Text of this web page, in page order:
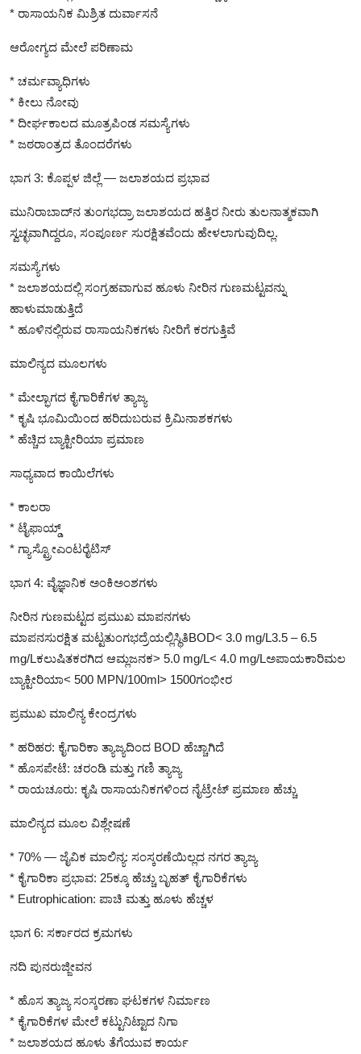
* ರಾಸಾಯನಿಕ ಮಿಶ್ರಿತ ದುರ್ವಾಸನೆ
ಆರೋಗ್ಯದ ಮೇಲೆ ಪರಿಣಾಮ
* ಚರ್ಮವ್ಯಾಧಿಗಳು
* ಕೀಲು ನೋವು
* ದೀರ್ಘಕಾಲದ ಮೂತ್ರಪಿಂಡ ಸಮಸ್ಯೆಗಳು
* ಜಠರಾಂತ್ರದ ತೊಂದರೆಗಳು
ಭಾಗ 3: ಕೊಪ್ಪಳ ಜಿಲ್ಲೆ — ಜಲಾಶಯದ ಪ್ರಭಾವ
ಮುನಿರಾಬಾದ್‌ನ ತುಂಗಭದ್ರಾ ಜಲಾಶಯದ ಹತ್ತಿರ ನೀರು ತುಲನಾತ್ಮಕವಾಗಿ
ಸ್ವಚ್ಛವಾಗಿದ್ದರೂ, ಸಂಪೂರ್ಣ ಸುರಕ್ಷಿತವೆಂದು ಹೇಳಲಾಗುವುದಿಲ್ಲ.
ಸಮಸ್ಯೆಗಳು
* ಜಲಾಶಯದಲ್ಲಿ ಸಂಗ್ರಹವಾಗುವ ಹೂಳು ನೀರಿನ ಗುಣಮಟ್ಟವನ್ನು
ಹಾಳುಮಾಡುತ್ತಿದೆ
* ಹೂಳಿನಲ್ಲಿರುವ ರಾಸಾಯನಿಕಗಳು ನೀರಿಗೆ ಕರಗುತ್ತಿವೆ
ಮಾಲಿನ್ಯದ ಮೂಲಗಳು
* ಮೇಲ್ಭಾಗದ ಕೈಗಾರಿಕೆಗಳ ತ್ಯಾಜ್ಯ
* ಕೃಷಿ ಭೂಮಿಯಿಂದ ಹರಿದುಬರುವ ಕ್ರಿಮಿನಾಶಕಗಳು
* ಹೆಚ್ಚಿದ ಬ್ಯಾಕ್ಟೀರಿಯಾ ಪ್ರಮಾಣ
ಸಾಧ್ಯವಾದ ಕಾಯಿಲೆಗಳು
* ಕಾಲರಾ
* ಟೈಫಾಯ್ಡ್
* ಗ್ಯಾಸ್ಟ್ರೋಎಂಟರೈಟಿಸ್
ಭಾಗ 4: ವೈಜ್ಞಾನಿಕ ಅಂಕಿಅಂಶಗಳು
ನೀರಿನ ಗುಣಮಟ್ಟದ ಪ್ರಮುಖ ಮಾಪನಗಳು
ಮಾಪನಸುರಕ್ಷಿತ ಮಟ್ಟತುಂಗಭದ್ರೆಯಲ್ಲಿಸ್ಥಿತಿBOD< 3.0 mg/L3.5 – 6.5
mg/Lಕಲುಷಿತಕರಗಿದ ಆಮ್ಲಜನಕ> 5.0 mg/L< 4.0 mg/Lಅಪಾಯಕಾರಿಮಲ
ಬ್ಯಾಕ್ಟೀರಿಯಾ< 500 MPN/100ml> 1500ಗಂಭೀರ
ಪ್ರಮುಖ ಮಾಲಿನ್ಯ ಕೇಂದ್ರಗಳು
* ಹರಿಹರ: ಕೈಗಾರಿಕಾ ತ್ಯಾಜ್ಯದಿಂದ BOD ಹೆಚ್ಚಾಗಿದೆ
* ಹೊಸಪೇಟೆ: ಚರಂಡಿ ಮತ್ತು ಗಣಿ ತ್ಯಾಜ್ಯ
* ರಾಯಚೂರು: ಕೃಷಿ ರಾಸಾಯನಿಕಗಳಿಂದ ನೈಟ್ರೇಟ್ ಪ್ರಮಾಣ ಹೆಚ್ಚು
ಮಾಲಿನ್ಯದ ಮೂಲ ವಿಶ್ಲೇಷಣೆ
* 70% — ಜೈವಿಕ ಮಾಲಿನ್ಯ: ಸಂಸ್ಕರಣೆಯಿಲ್ಲದ ನಗರ ತ್ಯಾಜ್ಯ
* ಕೈಗಾರಿಕಾ ಪ್ರಭಾವ: 25ಕ್ಕೂ ಹೆಚ್ಚು ಬೃಹತ್ ಕೈಗಾರಿಕೆಗಳು
* Eutrophication: ಪಾಚಿ ಮತ್ತು ಹೂಳು ಹೆಚ್ಚಳ
ಭಾಗ 6: ಸರ್ಕಾರದ ಕ್ರಮಗಳು
ನದಿ ಪುನರುಜ್ಜೀವನ
* ಹೊಸ ತ್ಯಾಜ್ಯ ಸಂಸ್ಕರಣಾ ಘಟಕಗಳ ನಿರ್ಮಾಣ
* ಕೈಗಾರಿಕೆಗಳ ಮೇಲೆ ಕಟ್ಟುನಿಟ್ಟಾದ ನಿಗಾ
* ಜಲಾಶಯದ ಹೂಳು ತೆಗೆಯುವ ಕಾರ್ಯ